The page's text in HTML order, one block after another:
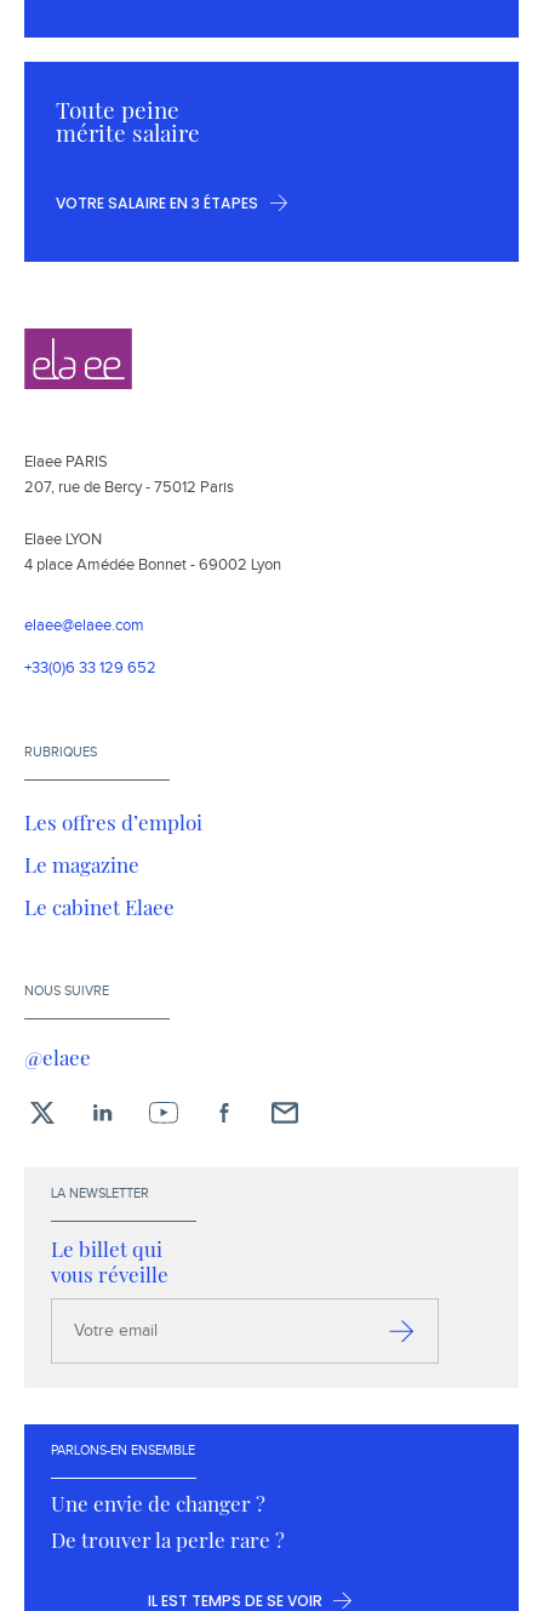
Toute peine
mérite salaire
VOTRE SALAIRE EN 3 ÉTAPES
Navigation
secondaire
Elaee
Elaee PARIS
207, rue de Bercy - 75012 Paris
Elaee LYON
4 place Amédée Bonnet - 69002 Lyon
elaee@elaee.com
+33(0)6 33 129 652
RUBRIQUES
Les offres d’emploi
Le magazine
Le cabinet Elaee
NOUS SUIVRE
@elaee
LA NEWSLETTER
Le billet qui
vous réveille
email
S’inscrire
PARLONS-EN ENSEMBLE
Une envie de changer ?
De trouver la perle rare ?
IL EST TEMPS DE SE VOIR